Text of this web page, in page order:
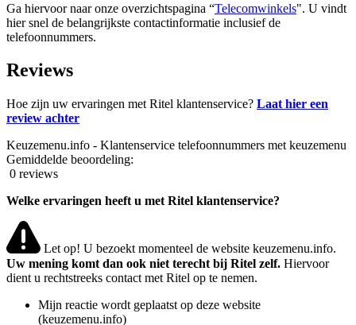
Ga hiervoor naar onze overzichtspagina “Telecomwinkels". U vindt
hier snel de belangrijkste contactinformatie inclusief de
telefoonnummers.
Reviews
Hoe zijn uw ervaringen met Ritel klantenservice? Laat hier een
review achter
Keuzemenu.info - Klantenservice telefoonnummers met keuzemenu
Gemiddelde beoordeling:
0 reviews
Welke ervaringen heeft u met Ritel klantenservice?
Let op! U bezoekt momenteel de website keuzemenu.info.
Uw mening komt dan ook niet terecht bij Ritel zelf. Hiervoor
dient u rechtstreeks contact met Ritel op te nemen.
Mijn reactie wordt geplaatst op deze website
(keuzemenu.info)